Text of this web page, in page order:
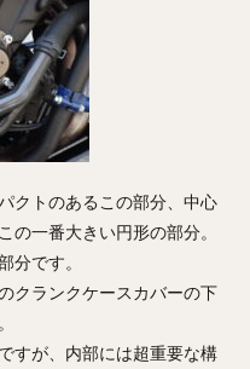
クトのあるこの部分、中心
の一番大きい円形の部分。
分です。
クランクケースカバーの下
すが、内部には超重要な構